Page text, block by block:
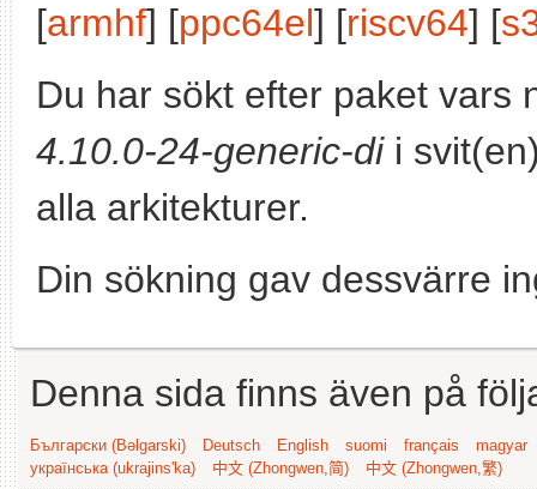
[armhf] [ppc64el] [riscv64] [
Du har sökt efter paket vars
4.10.0-24-generic-dii
alla arkitekturer.
Din sökning gav dessvärre
Denna sida finns även på
Български (Bəlgarski) Deutsch English suomi français
magyar
українська (ukrajins'ka)
中文 (Zhongwen,简) 中文 (Zhongwen,繁)